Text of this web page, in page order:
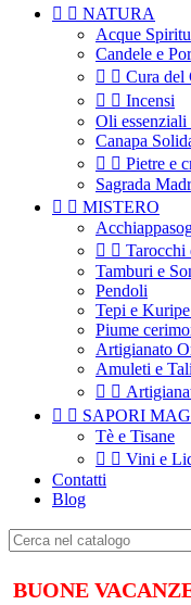
  NATURA
Acque
Candele e
  Cura del
  Incensi
Oli
Canapa
  Pietre e
Sagrada
  MISTERO
  Tarocchi
Tamburi e
Pendoli
Tepi e
Piume
Artigianato
Amuleti e
 
  SAPORI
Tè e Tisane
  Vini e
Contatti
Blog
BUONE